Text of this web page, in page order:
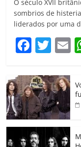
O século XVII
sombrios de
liderados por uma
F
c
e
b
o
o
T
itt
er
E